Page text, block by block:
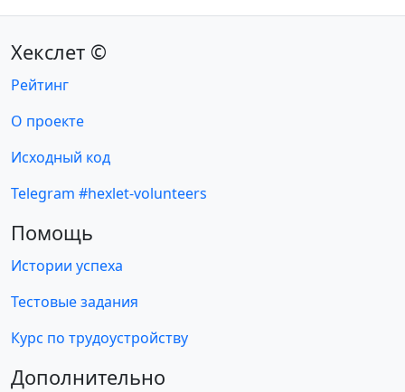
Хекслет ©
Рейтинг
О проекте
Исходный код
Telegram #hexlet-volunteers
Помощь
Истории успеха
Тестовые задания
Курс по трудоустройству
Дополнительно